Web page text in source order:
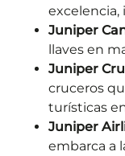
Juniper
llaves en
Juniper
cruceros
turísticas
Juniper
embarca a